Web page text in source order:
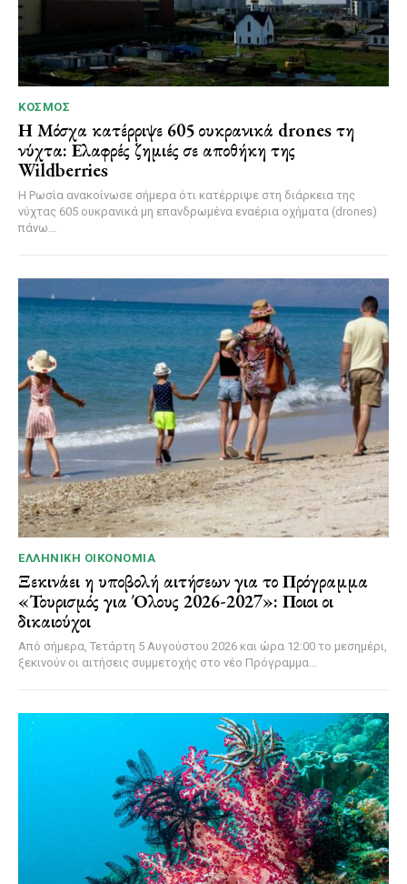
ΚΌΣΜΟΣ
Η Μόσχα κατέρριψε 605 ουκρανικά drones τη
νύχτα: Ελαφρές ζημιές σε αποθήκη της
Wildberries
Η Ρωσία ανακοίνωσε σήμερα ότι κατέρριψε στη διάρκεια της
νύχτας 605 ουκρανικά μη επανδρωμένα εναέρια οχήματα (drones)
πάνω...
ΕΛΛΗΝΙΚΉ ΟΙΚΟΝΟΜΊΑ
Ξεκινάει η υποβολή αιτήσεων για το Πρόγραμμα
«Τουρισμός για Όλους 2026-2027»: Ποιοι οι
δικαιούχοι
Από σήμερα, Τετάρτη 5 Αυγούστου 2026 και ώρα 12:00 το μεσημέρι,
ξεκινούν οι αιτήσεις συμμετοχής στο νέο Πρόγραμμα...